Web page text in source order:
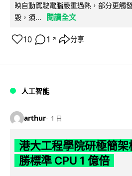
映自動駕駛電腦嚴重過熱，部分更觸
毀，須...
閱讀全文
10 1 ↗ 分享
人工智能
arthur 1 日
港大工程學院研極簡
勝標準 CPU 1 億倍